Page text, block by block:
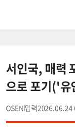
서인국, 매력
으로 포기('
OSEN 2026.06.24